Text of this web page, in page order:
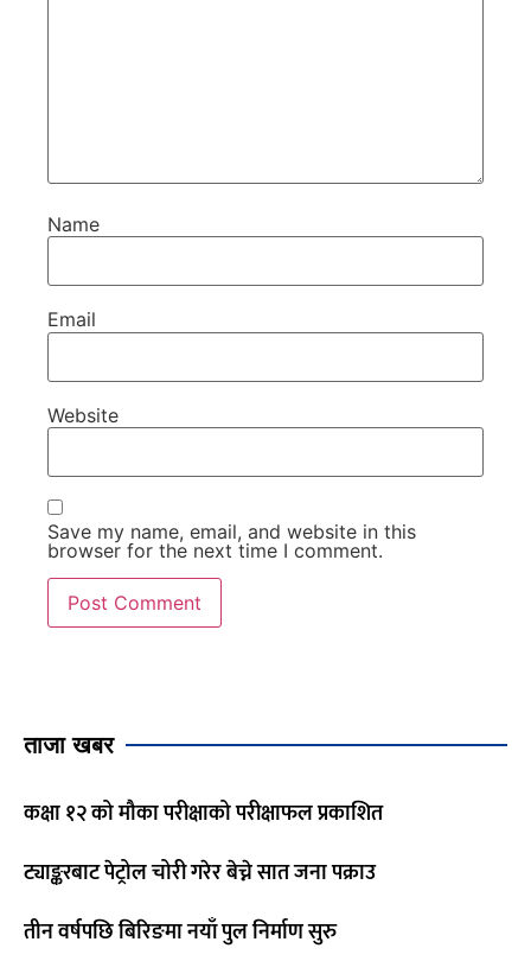
Name
Email
Website
Save my name, email, and website in this
browser for the next time I comment.
ताजा खबर
कक्षा १२ को मौका परीक्षाको परीक्षाफल प्रकाशित
ट्याङ्करबाट पेट्रोल चोरी गरेर बेच्ने सात जना पक्राउ
तीन वर्षपछि बिरिङमा नयाँ पुल निर्माण सुरु